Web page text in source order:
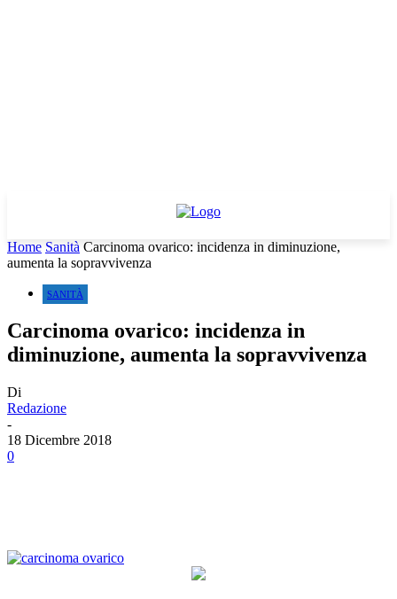
Home Sanità Carcinoma ovarico: incidenza in diminuzione,
aumenta la sopravvivenza
SANITÀ
Carcinoma ovarico: incidenza in
diminuzione, aumenta la sopravvivenza
Di
Redazione
-
18 Dicembre 2018
0